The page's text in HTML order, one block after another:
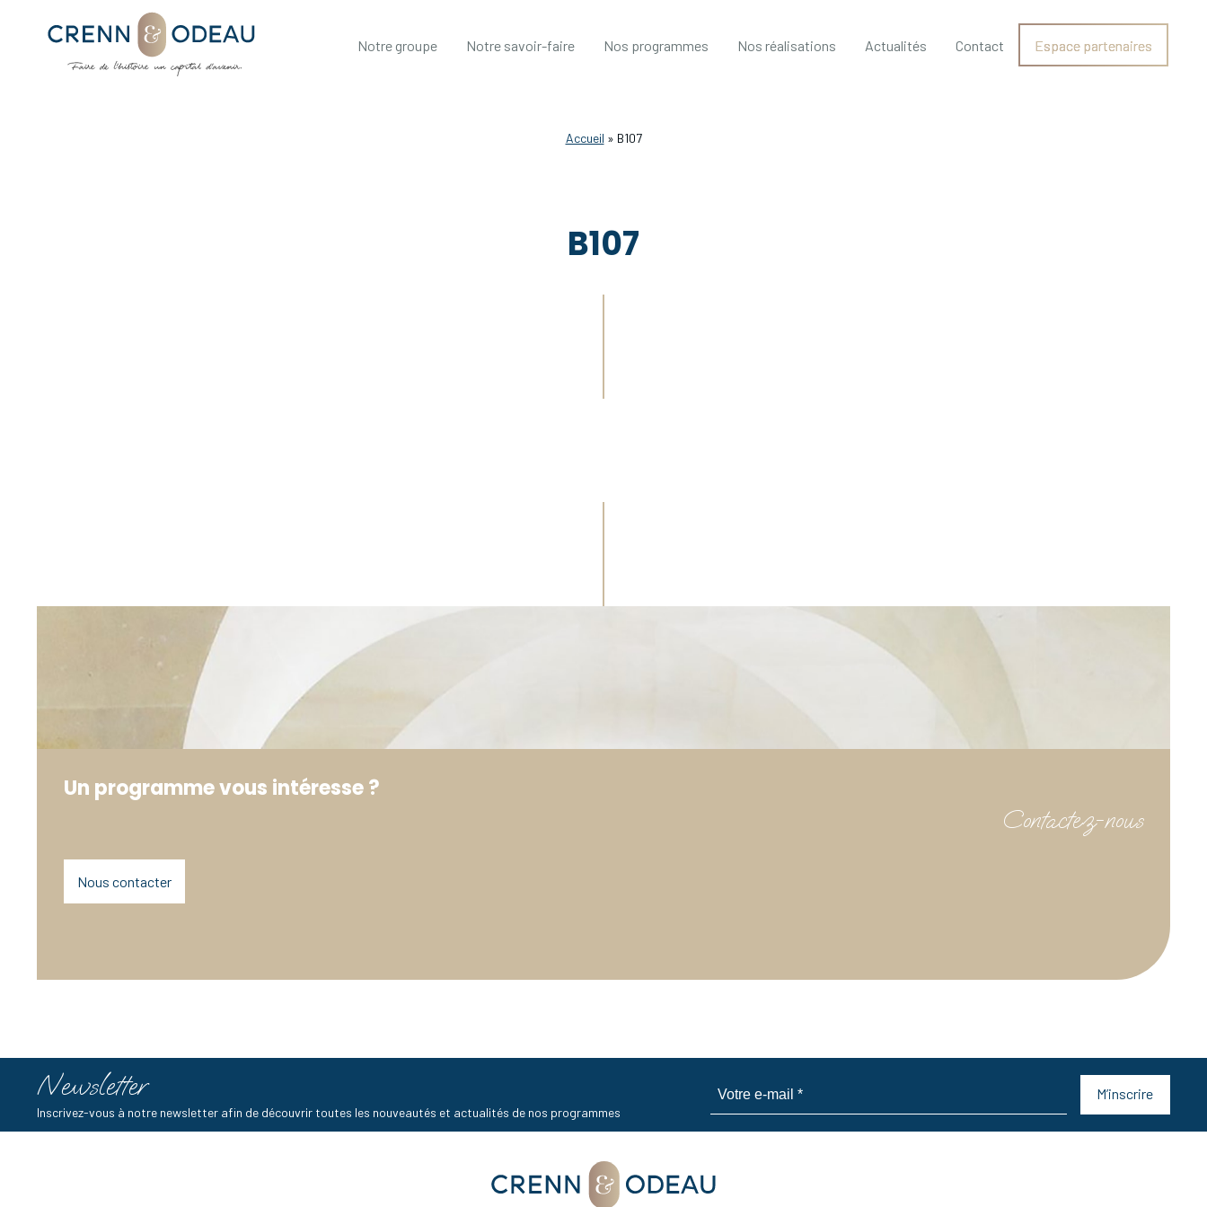
Notre groupe Notre savoir-faire Nos programmes Nos réalisations Actualités Contact Espace partenaires
Accueil » B107
B107
Un programme vous intéresse ?
Contactez-nous
Nous contacter
Newsletter
Inscrivez-vous à notre newsletter afin de découvrir toutes les nouveautés et actualités de nos programmes
M’inscrire